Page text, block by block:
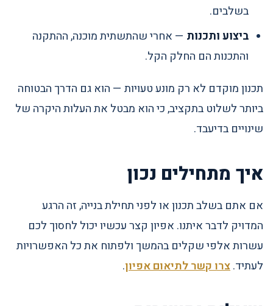
בשלבים.
ביצוע ותכנות — אחרי שהתשתית מוכנה, ההתקנה
והתכנות הם החלק הקל.
תכנון מוקדם לא רק מונע טעויות — הוא גם הדרך הבטוחה
ביותר לשלוט בתקציב, כי הוא מבטל את העלות היקרה של
שינויים בדיעבד.
איך מתחילים נכון
אם אתם בשלב תכנון או לפני תחילת בנייה, זה הרגע
המדויק לדבר איתנו. אפיון קצר עכשיו יכול לחסוך לכם
עשרות אלפי שקלים בהמשך ולפתוח את כל האפשרויות
לעתיד.צרו קשר לתיאום אפיון.